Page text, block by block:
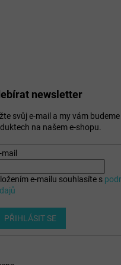
newsletter
svůj e-mail a my vám
na našem e-shopu.
mail
e-mailu souhlasíte s
PŘIHLÁSIT SE